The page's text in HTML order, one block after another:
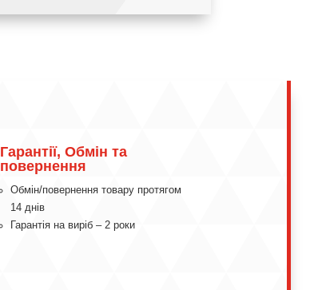
Гарантії, Обмін та
повернення
Обмін/повернення товару протягом
14 днів
Гарантія на виріб – 2 роки